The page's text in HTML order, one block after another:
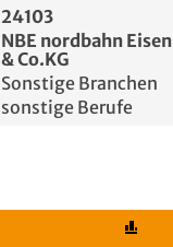
24103
NBE nordbahn
& Co.KG
Sonstige Branchen
sonstige Berufe